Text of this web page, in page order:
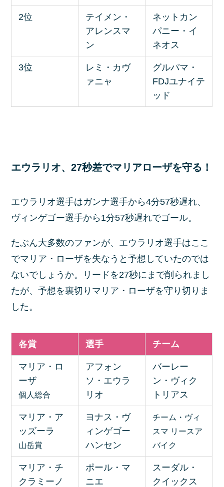
2位
テイメン・
アレンスマ
ン
ネットカン
パニー・イ
ネオス
3位
レミ・カヴ
ァニャ
グルパマ・
FDJユナイテ
ッド
エウラリオ、27秒差でマリアローザを守る！
エウラリオ選手はガンナ選手から4分57秒遅れ、
ヴィンゲゴー選手から1分57秒遅れでゴール。
たぶん大多数のファンが、エウラリオ選手はここ
でマリア・ローザを失なうと予想していたのでは
ないでしょうか。リードを27秒にまで削られまし
たが、予想を裏切りマリア・ローザを守り切りま
した。
各賞 選手 チーム
マリア・ロ
ーザ
個人総合
アフォン
ソ・エウラ
リオ
バーレー
ン・ヴィク
トリアス
マリア・ア
ッズーラ
山岳賞
ヨナス・ヴ
ィンゲゴー
ハンセン
チーム・ヴィ
スマ リースア
バイク
マリア・チ
クラミーノ
ポール・マ
ニエ
スーダル・
クイックス